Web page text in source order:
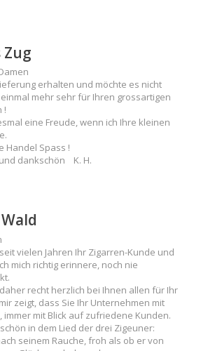
Zug
erhalten und möchte es nicht
mehr sehr für Ihren grossartigen
!
eine Freude, wenn ich Ihre kleinen
Handel Spass !
dankschön K. H.
vielen Jahren Ihr Zigarren-Kunde und
mich richtig erinnere, noch nie
recht herzlich bei Ihnen allen für Ihr
zeigt, dass Sie Ihr Unternehmen mit
immer mit Blick auf zufriedene Kunden.
in dem Lied der drei Zigeuner:
seinem Rauche, froh als ob er von